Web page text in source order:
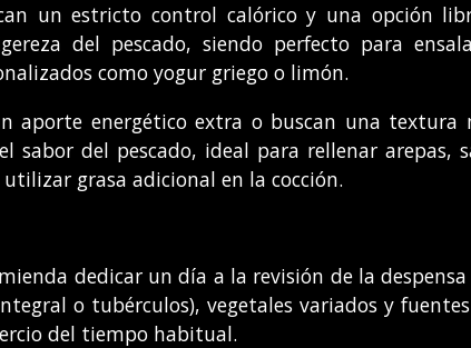
un estricto control calórico y una opción
del pescado, siendo perfecto para
como yogur griego o limón.
aporte energético extra o buscan una textura
del pescado, ideal para rellenar arepas,
grasa adicional en la cocción.
dedicar un día a la revisión de la
o tubérculos), vegetales variados y
del tiempo habitual.